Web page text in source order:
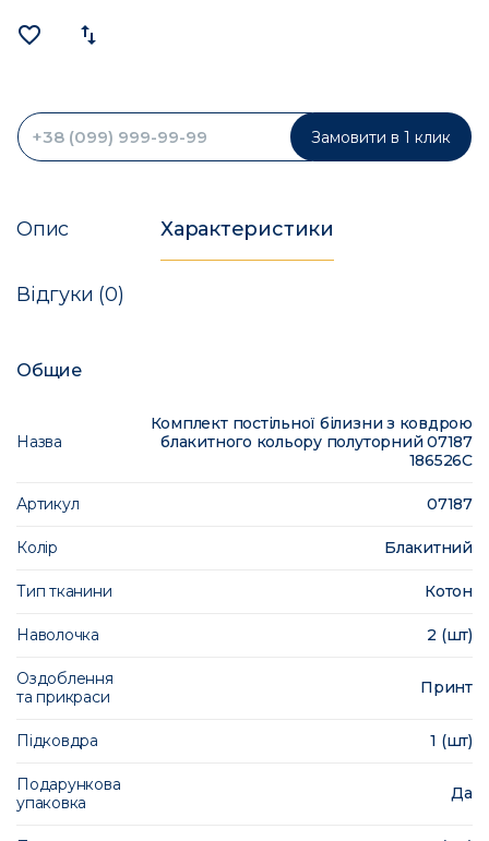
favorite_border import_export
Замовити в 1 клик
Опис Характеристики
Відгуки (0)
Общие
Назва
Комплект постільної білизни з ковдрою
блакитного кольору полуторний 07187
186526C
Артикул 07187
Колір Блакитний
Тип тканини Котон
Наволочка 2 (шт)
Оздоблення
та прикраси
Принт
Підковдра 1 (шт)
Подарункова
упаковка
Да